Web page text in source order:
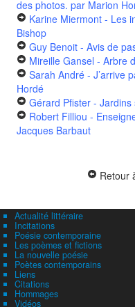
des photos. par Marion
Karine Miermont - Les
Bishop
Guy Benoit - Avis de
Mireille Gansel - Arbre
Sarah André - J’arrive
Hordé
Gérard Pfister - Jardins
Robert Filliou -
Jacques Barbaut
Retour
Actualité littéraire
Incitations
Poésie contemporaine
Les poèmes et fictions
La nouvelle poésie
Poètes contemporains
Liens
Citations
Hommages
Vidéos